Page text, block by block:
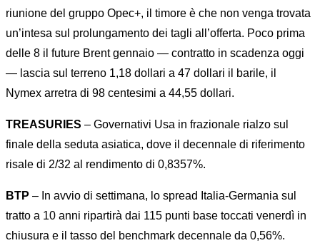
riunione del gruppo Opec+, il timore è che non venga trovata
un’intesa sul prolungamento dei tagli all’offerta. Poco prima
delle 8 il future Brent gennaio — contratto in scadenza oggi
— lascia sul terreno 1,18 dollari a 47 dollari il barile, il
Nymex arretra di 98 centesimi a 44,55 dollari.
TREASURIES – Governativi Usa in frazionale rialzo sul
finale della seduta asiatica, dove il decennale di riferimento
risale di 2/32 al rendimento di 0,8357%.
BTP – In avvio di settimana, lo spread Italia-Germania sul
tratto a 10 anni ripartirà dai 115 punti base toccati venerdì in
chiusura e il tasso del benchmark decennale da 0,56%.